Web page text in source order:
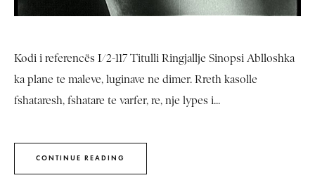
Kodi i referencës I/2-117 Titulli Ringjallje Sinopsi Ablloshka
ka plane te maleve, luginave ne dimer. Rreth kasolle
fshataresh, fshatare te varfer, re, nje lypes i...
CONTINUE READING